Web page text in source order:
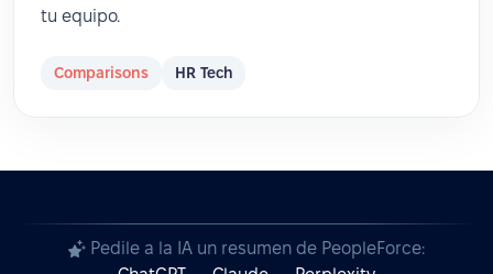
tu equipo.
Comparisons HR Tech
Pedile a la IA un resumen de PeopleForce: